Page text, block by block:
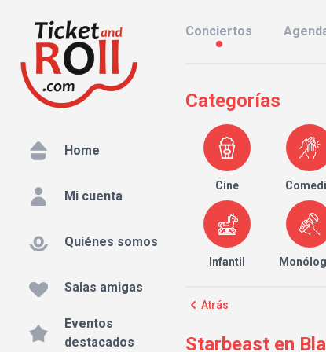
Home
Mi cuenta
Quiénes somos
Salas amigas
Eventos
destacados
Conciertos
Categorías
Cine
Infantil
Atrás
Starbeast en